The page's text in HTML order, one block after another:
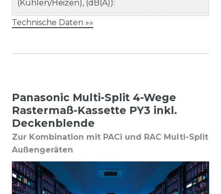
(Kühlen/Heizen), (dB(A)):
Technische Daten »»
Panasonic Multi-Split 4-Wege
Rastermaß-Kassette PY3 inkl.
Deckenblende
Zur Kombination mit PACi und RAC Multi-Split
Außengeräten